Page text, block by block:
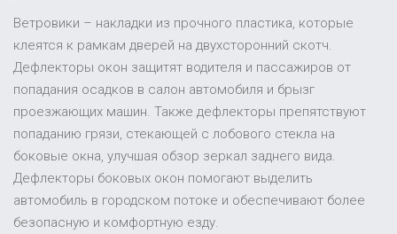
Ветровики – накладки из прочного пластика, которые
клеятся к рамкам дверей на двухсторонний скотч.
Дефлекторы окон защитят водителя и пассажиров от
попадания осадков в салон автомобиля и брызг
проезжающих машин. Также дефлекторы препятствуют
попаданию грязи, стекающей с лобового стекла на
боковые окна, улучшая обзор зеркал заднего вида.
Дефлекторы боковых окон помогают выделить
автомобиль в городском потоке и обеспечивают более
безопасную и комфортную езду.